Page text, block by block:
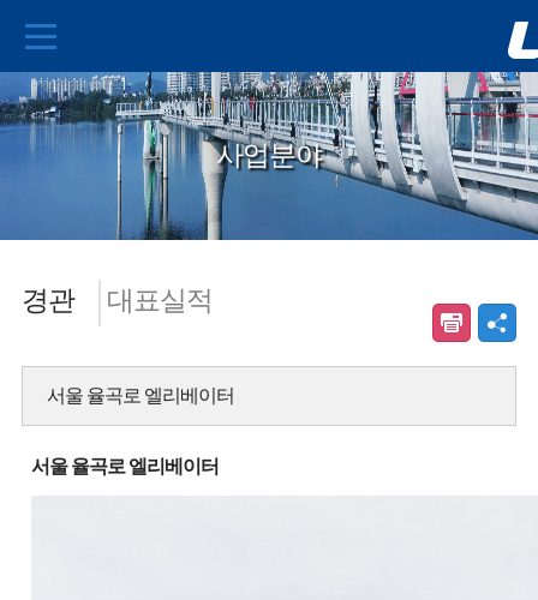
사업분야
경관 대표실적
서울 율곡로 엘리베이터
서울 율곡로 엘리베이터